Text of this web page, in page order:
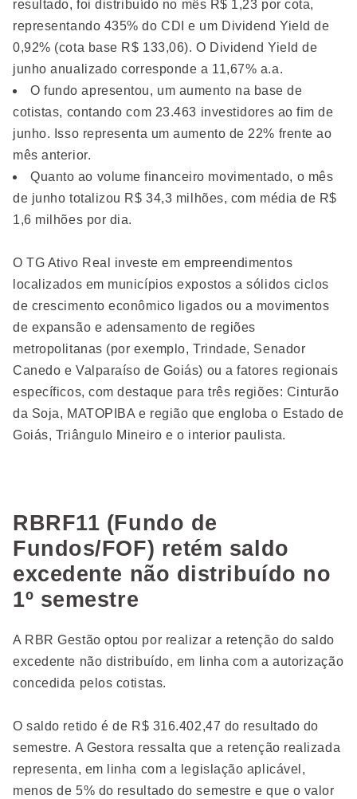
resultado, foi distribuído no mês R$ 1,23 por cota,
representando 435% do CDI e um Dividend Yield de
0,92% (cota base R$ 133,06). O Dividend Yield de
junho anualizado corresponde a 11,67% a.a.
O fundo apresentou, um aumento na base de
cotistas, contando com 23.463 investidores ao fim de
junho. Isso representa um aumento de 22% frente ao
mês anterior.
Quanto ao volume financeiro movimentado, o mês
de junho totalizou R$ 34,3 milhões, com média de R$
1,6 milhões por dia.
O TG Ativo Real investe em empreendimentos
localizados em municípios expostos a sólidos ciclos
de crescimento econômico ligados ou a movimentos
de expansão e adensamento de regiões
metropolitanas (por exemplo, Trindade, Senador
Canedo e Valparaíso de Goiás) ou a fatores regionais
específicos, com destaque para três regiões: Cinturão
da Soja, MATOPIBA e região que engloba o Estado de
Goiás, Triângulo Mineiro e o interior paulista.
RBRF11 (Fundo de
Fundos/FOF) retém saldo
excedente não distribuído no
1º semestre
A RBR Gestão optou por realizar a retenção do saldo
excedente não distribuído, em linha com a autorização
concedida pelos cotistas.
O saldo retido é de R$ 316.402,47 do resultado do
semestre. A Gestora ressalta que a retenção realizada
representa, em linha com a legislação aplicável,
menos de 5% do resultado do semestre e que o valor